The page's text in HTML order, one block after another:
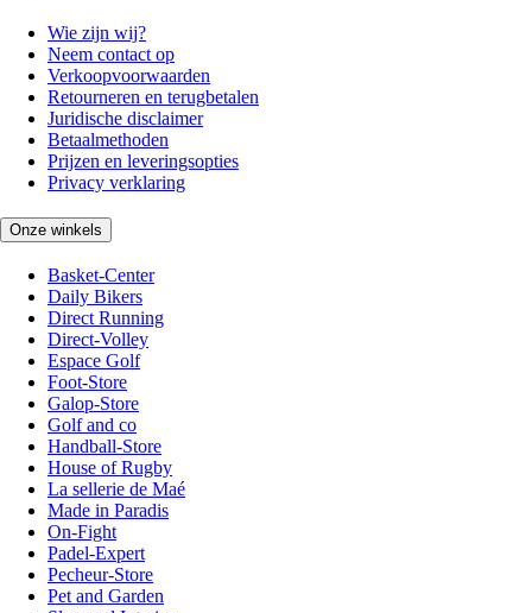
Wie zijn wij?
Neem contact op
Verkoopvoorwaarden
Retourneren en terugbetalen
Juridische disclaimer
Betaalmethoden
Prijzen en leveringsopties
Privacy verklaring
Onze winkels
Basket-Center
Daily Bikers
Direct Running
Direct-Volley
Espace Golf
Foot-Store
Galop-Store
Golf and co
Handball-Store
House of Rugby
La sellerie de Maé
Made in Paradis
On-Fight
Padel-Expert
Pecheur-Store
Pet and Garden